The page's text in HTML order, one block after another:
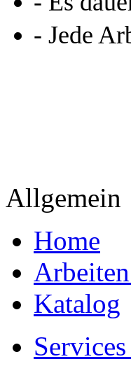
- Jede
Allgemein
Home
Katalog